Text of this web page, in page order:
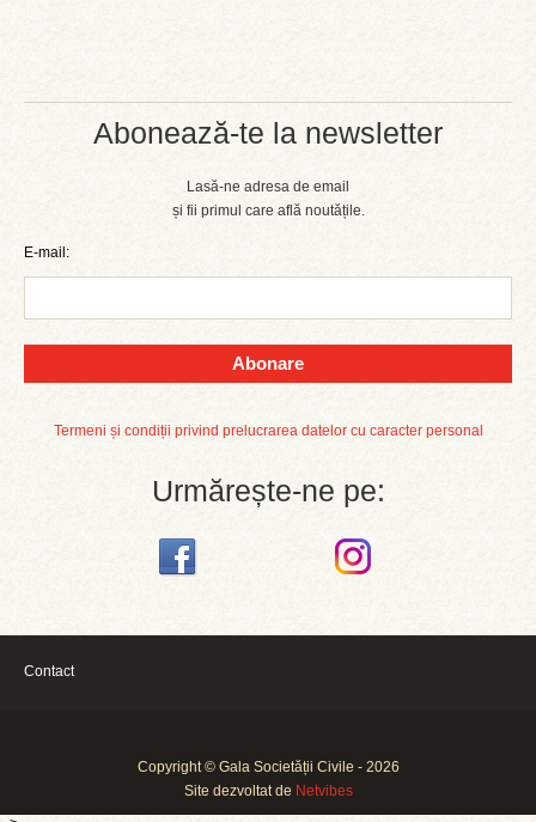
Abonează-te la newsletter
Lasă-ne adresa de email
și fii primul care află noutățile.
E-mail:
Abonare
Termeni și condiții privind prelucrarea datelor cu caracter personal
Urmărește-ne pe:
Contact
Copyright © Gala Societății Civile - 2026
Site dezvoltat de Netvibes